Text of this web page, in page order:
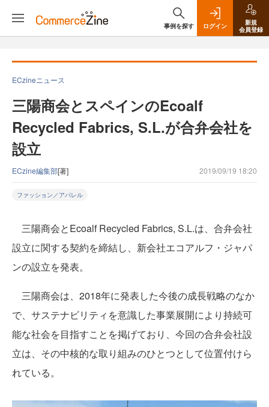
事例を探す ログイン
新規
会員登録
ECzineニュース
三陽商会とスペインのEcoalf
Recycled Fabrics, S.L.が合弁会社を
設立
ECzine編集部[著] 2019/09/19 18:20
ファッション／アパレル
三陽商会とEcoalf Recycled Fabrics, S.L.は、合弁会社
設立に関する契約を締結し、新会社エコアルフ・ジャパ
ンの設立を発表。
三陽商会は、2018年に発表した今後の成長戦略のなか
で、サステナビリティを意識した事業展開により持続可
能な社会を目指すことを掲げており、今回の合弁会社設
立は、その中核的な取り組みのひとつとして位置付けら
れている。